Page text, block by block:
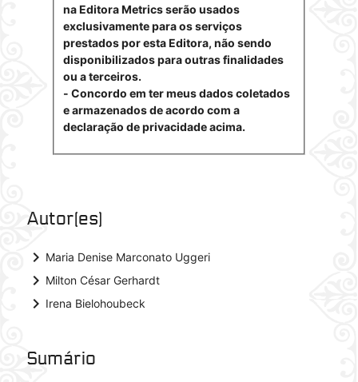
na Editora Metrics serão usados
exclusivamente para os serviços
prestados por esta Editora, não sendo
disponibilizados para outras finalidades
ou a terceiros.
- Concordo em ter meus dados coletados
e armazenados de acordo com a
declaração de privacidade acima.
Autor(es)
keyboard_arrow_right Maria Denise Marconato Uggeri
keyboard_arrow_right Milton César Gerhardt
keyboard_arrow_right Irena Bielohoubeck
Sumário